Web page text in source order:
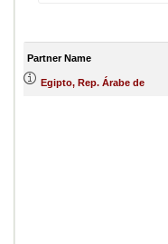
Partner Name
Egipto, Rep. Árabe de